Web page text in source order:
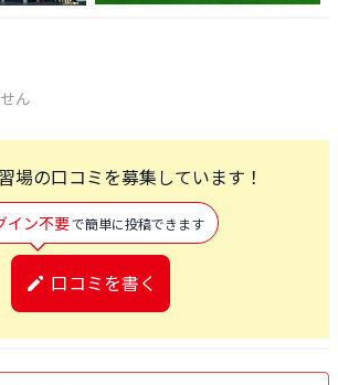
ん
場の口コミを募集しています！
イン不要で簡単に投稿できます
口コミを書く